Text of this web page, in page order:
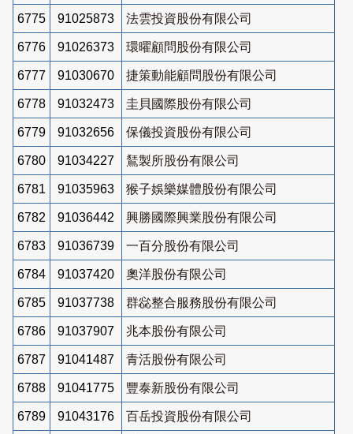
6775 91025873 法雲投資股份有限公司
6776 91026373 環曜顧問股份有限公司
6777 91030670 捷策動能顧問股份有限公司
6778 91032473 圭貝國際股份有限公司
6779 91032656 保儀投資股份有限公司
6780 91034227 鵟製所股份有限公司
6781 91035963 猴子娛樂媒體股份有限公司
6782 91036442 興勝國際興業股份有限公司
6783 91036739 一百分股份有限公司
6784 91037420 奧洋股份有限公司
6785 91037738 群惢整合服務股份有限公司
6786 91037907 兆本股份有限公司
6787 91041487 青活股份有限公司
6788 91041775 豐泰新股份有限公司
6789 91043176 百岳投資股份有限公司